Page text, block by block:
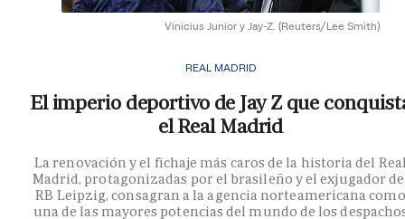
Vinicius Junior y Jay-Z. (Reuters/Lee Smith)
REAL MADRID
El imperio deportivo de Jay Z que
el Real Madrid
La renovación y el fichaje más caros de la historia del
Madrid, protagonizadas por el brasileño y el exjugador
RB Leipzig, consagran a la agencia norteamericana como
una de las mayores potencias del mundo de los